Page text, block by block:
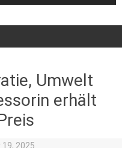
Umwelt
erhält
19, 2025